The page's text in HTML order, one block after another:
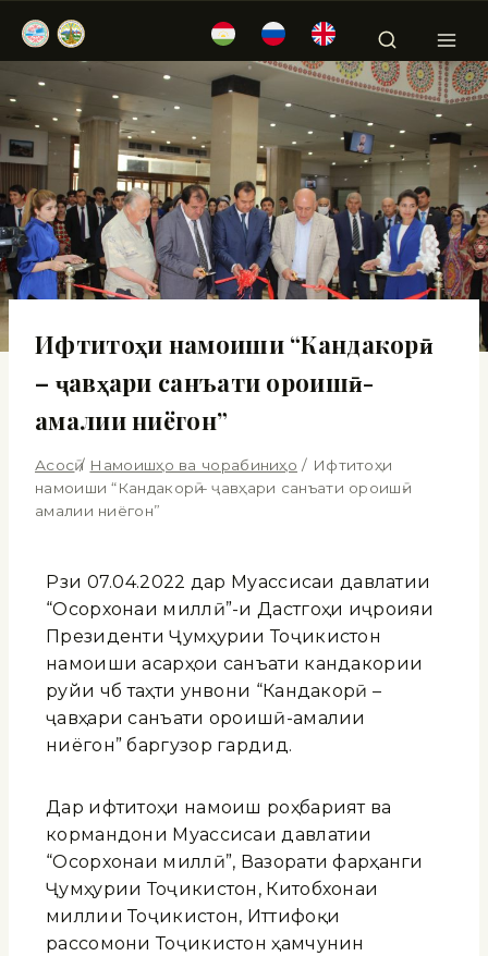
Ифтитоҳи намоиши “Кандакорӣ
– ҷавҳари санъати ороишӣ-
амалии ниёгон”
Асосӣ / Намоишҳо ва чорабиниҳо / Ифтитоҳи
намоиши “Кандакорӣ – ҷавҳари санъати ороишӣ-
амалии ниёгон”
Рӯзи 07.04.2022 дар Муассисаи давлатии
“Осорхонаи миллӣ”-и Дастгоҳи иҷроияи
Президенти Ҷумҳурии Тоҷикистон
намоиши асарҳои санъати кандакории
руйи чӯб таҳти унвони “Кандакорӣ –
ҷавҳари санъати ороишӣ-амалии
ниёгон” баргузор гардид.
Дар ифтитоҳи намоиш роҳбарият ва
кормандони Муассисаи давлатии
“Осорхонаи миллӣ”, Вазорати фарҳанги
Ҷумҳурии Тоҷикистон, Китобхонаи
миллии Тоҷикистон, Иттифоқи
рассомони Тоҷикистон ҳамчунин